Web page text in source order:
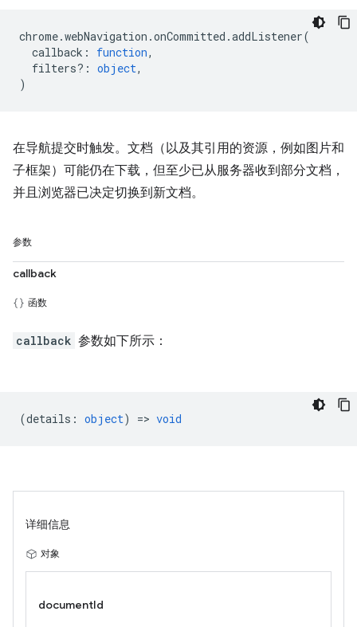
chrome.webNavigation .onCommitted .addListener(
callback : function,
filters? : object,
)
在导航提交时触发。文档（以及其引用的资源，例如图片和
子框架）可能仍在下载，但至少已从服务器收到部分文档，
并且浏览器已决定切换到新文档。
参数
callback
函数
callback 参数如下所示：
(details : object) => void
详细信息
对象
documentId